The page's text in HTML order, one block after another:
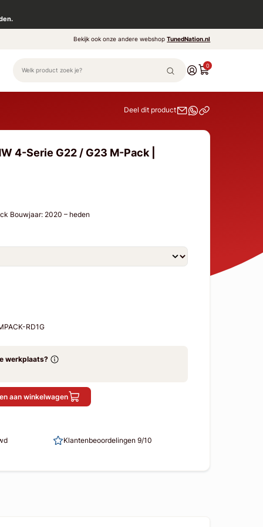
Bekijk ook onze andere webshopTunedNation.nl
0
Deel dit product
4-Serie G22 / G23 M-Pack |
Bouwjaar: 2020 – heden
RD1G
werkplaats?
aan winkelwagen
Klantenbeoordelingen 9/10